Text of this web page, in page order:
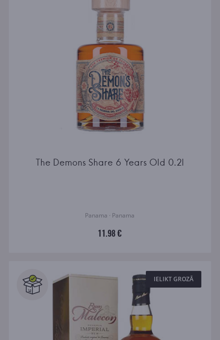
The Demons Share 6 Years Old 0.2l
Panama · Panama
11.98 €
IELIKT GROZĀ